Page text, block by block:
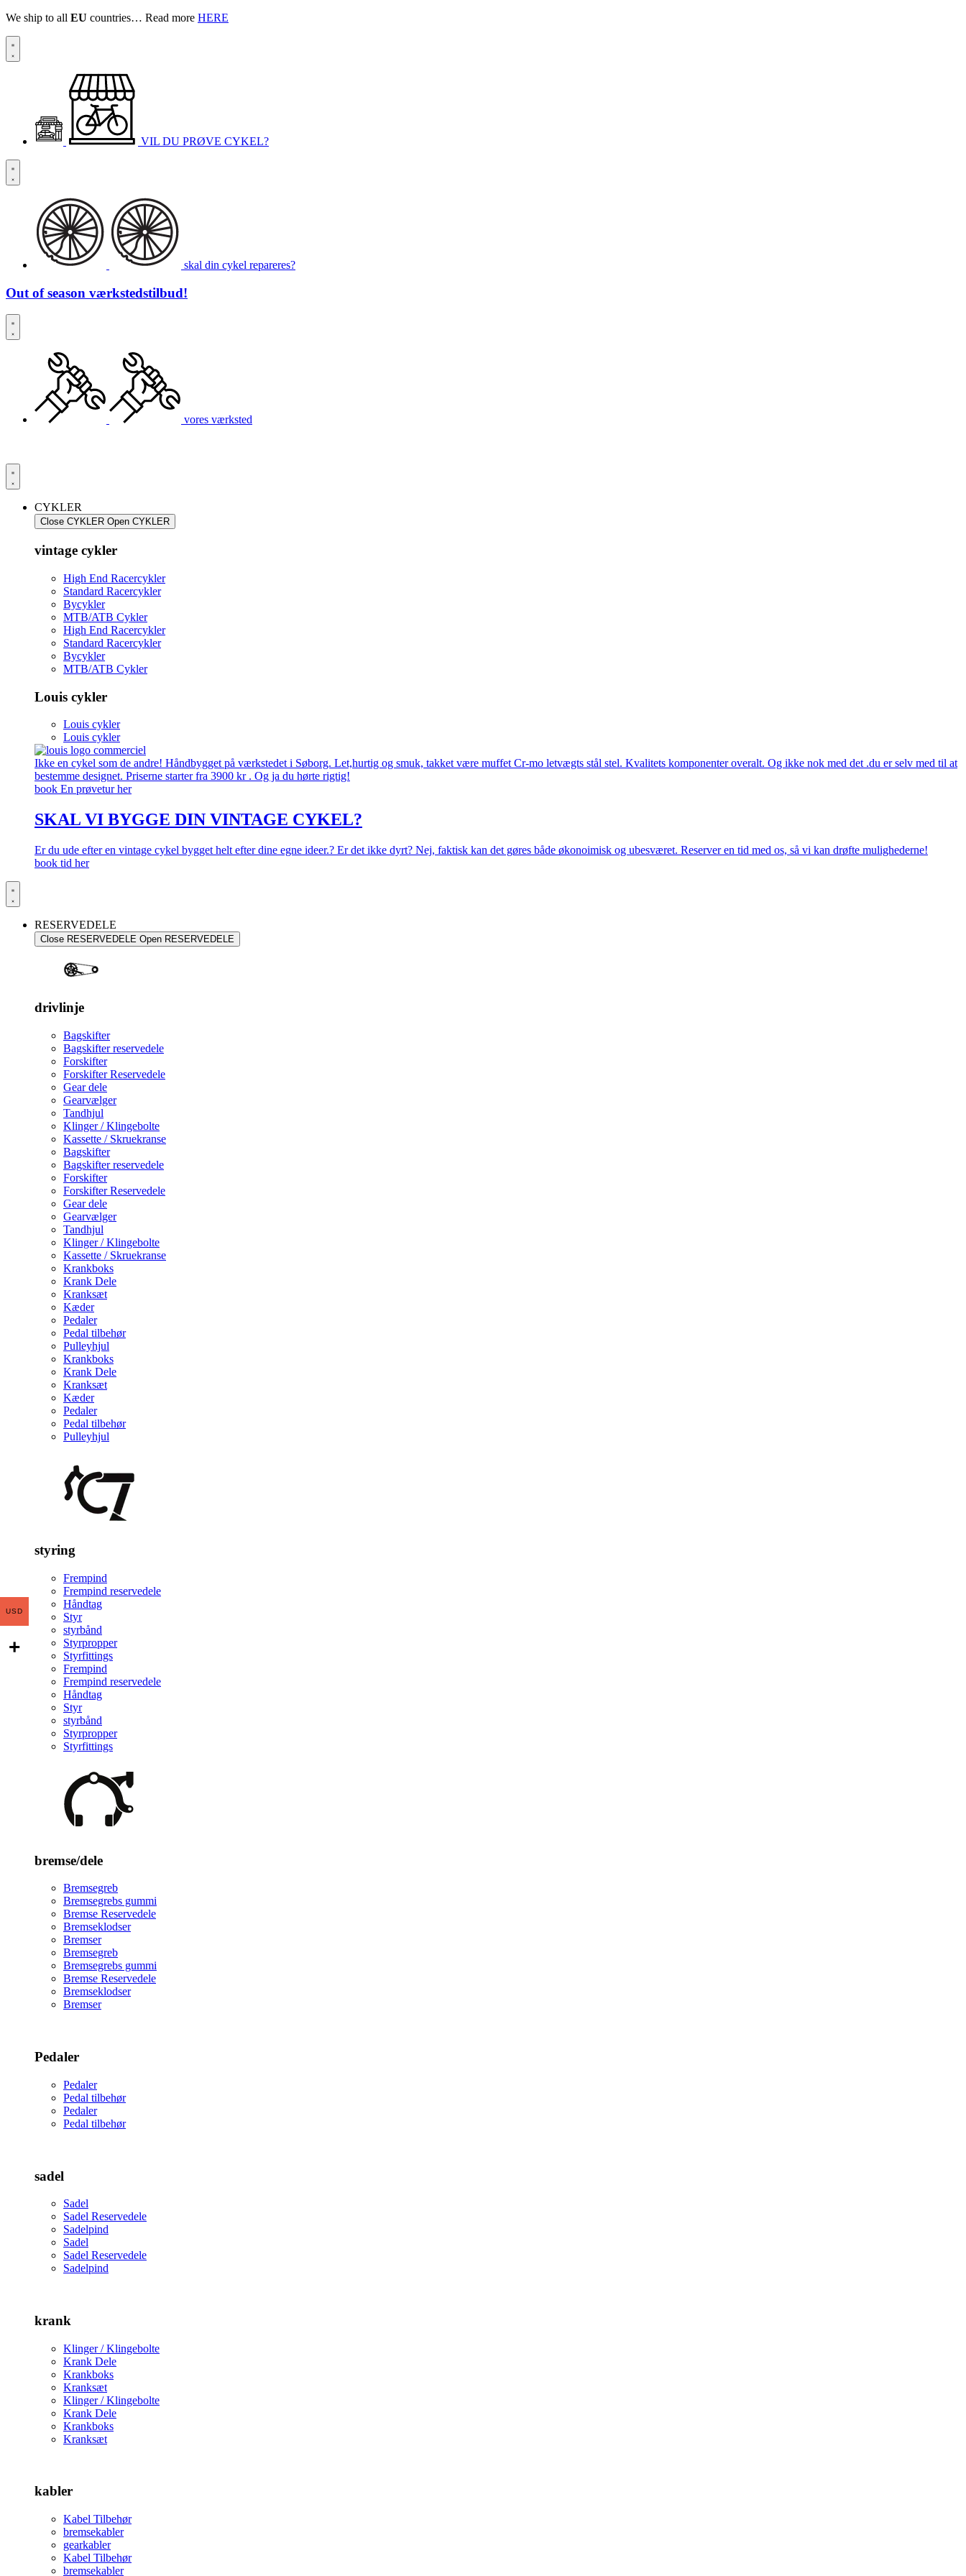
We ship to all EU countries… Read more HERE
VIL DU PRØVE CYKEL?
skal din cykel repareres?
Out of season værkstedstilbud!
vores værksted
CYKLER
Close CYKLER Open CYKLER
vintage cykler
High End Racercykler
Standard Racercykler
Bycykler
MTB/ATB Cykler
High End Racercykler
Standard Racercykler
Bycykler
MTB/ATB Cykler
Louis cykler
Louis cykler
Louis cykler
Ikke en cykel som de andre! Håndbygget på værkstedet i Søborg. Let,hurtig og smuk, takket være muffet Cr-mo letvægts stål stel. Kvalitets komponenter overalt. Og ikke nok med det .du er selv med til at
bestemme designet. Priserne starter fra 3900 kr . Og ja du hørte rigtig!
book En prøvetur her
SKAL VI BYGGE DIN VINTAGE CYKEL?
Er du ude efter en vintage cykel bygget helt efter dine egne ideer.? Er det ikke dyrt? Nej, faktisk kan det gøres både økonoimisk og ubesværet. Reserver en tid med os, så vi kan drøfte mulighederne!
book tid her
RESERVEDELE
Close RESERVEDELE Open RESERVEDELE
drivlinje
Bagskifter
Bagskifter reservedele
Forskifter
Forskifter Reservedele
Gear dele
Gearvælger
Tandhjul
Klinger / Klingebolte
Kassette / Skruekranse
Bagskifter
Bagskifter reservedele
Forskifter
Forskifter Reservedele
Gear dele
Gearvælger
Tandhjul
Klinger / Klingebolte
Kassette / Skruekranse
Krankboks
Krank Dele
Kranksæt
Kæder
Pedaler
Pedal tilbehør
Pulleyhjul
Krankboks
Krank Dele
Kranksæt
Kæder
Pedaler
Pedal tilbehør
Pulleyhjul
styring
Frempind
Frempind reservedele
Håndtag
Styr
styrbånd
Styrpropper
Styrfittings
Frempind
Frempind reservedele
Håndtag
Styr
styrbånd
Styrpropper
Styrfittings
bremse/dele
Bremsegreb
Bremsegrebs gummi
Bremse Reservedele
Bremseklodser
Bremser
Bremsegreb
Bremsegrebs gummi
Bremse Reservedele
Bremseklodser
Bremser
Pedaler
Pedaler
Pedal tilbehør
Pedaler
Pedal tilbehør
sadel
Sadel
Sadel Reservedele
Sadelpind
Sadel
Sadel Reservedele
Sadelpind
krank
Klinger / Klingebolte
Krank Dele
Krankboks
Kranksæt
Klinger / Klingebolte
Krank Dele
Krankboks
Kranksæt
kabler
Kabel Tilbehør
bremsekabler
gearkabler
Kabel Tilbehør
bremsekabler
USD